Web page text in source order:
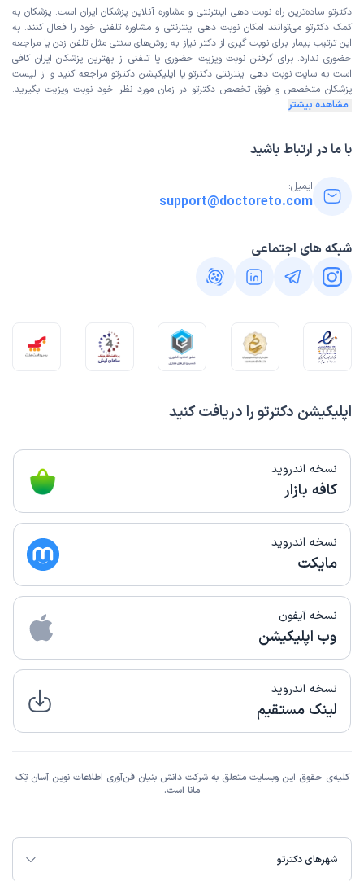
اپلیکیشن دکترتو را دریافت کنید
نسخه اندروید
کافه بازار
نسخه اندروید
مایکت
نسخه آیفون
وب اپلیکیشن
نسخه اندروید
لینک مستقیم
دکترتو ساده‌ترین راه نوبت‌ دهی اینترنتی و مشاوره آنلاین پزشکان ایران است. پزشکان به
کمک دکترتو می‌توانند امکان نوبت دهی اینترنتی و مشاوره تلفنی خود را فعال کنند. به
این ترتیب بیمار برای نوبت گیری از دکتر نیاز به روش‌های سنتی مثل تلفن زدن یا مراجعه
حضوری ندارد. برای گرفتن نوبت ویزیت حضوری یا تلفنی از بهترین پزشکان ایران کافی
است به سایت نوبت دهی اینترنتی دکترتو یا اپلیکیشن دکترتو مراجعه کنید و از لیست
پزشکان متخصص و فوق تخصص دکترتو در زمان مورد نظر خود نوبت ویزیت بگیرید.
مشاهده بیشتر
با ما در ارتباط باشید
ایمیل:
support@doctoreto.com
شبکه های اجتماعی
کلیه‌ی حقوق این وبسایت متعلق به شرکت دانش بنیان فن‌آوری اطلاعات نوین آسان تِک
مانا است.
شهرهای دکترتو